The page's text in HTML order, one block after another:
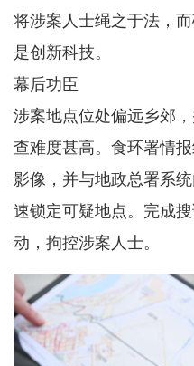
将涉案人士绳之于法，
是创新科技。
幕后功臣
涉案地点位处偏远乡郊
查难度甚高。食环署情
影像，并与地政总署系
速锁定可疑地点。完成
动，拘控涉案人士。